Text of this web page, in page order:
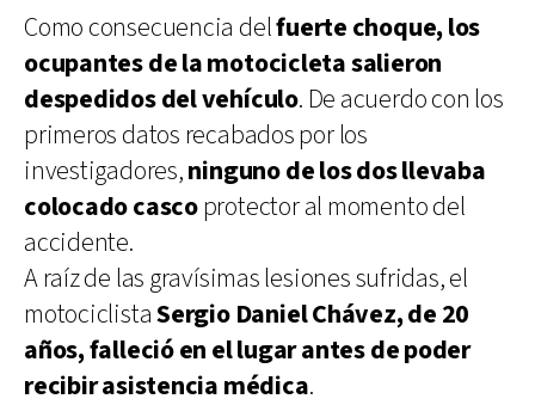
Como consecuencia delfuerte choque, los
ocupantes de la motocicleta salieron
despedidos del vehículo. De acuerdo con los
primeros datos recabados por los
investigadores,ninguno de los dos llevaba
colocado cascoprotector al momento del
accidente.
A raíz de las gravísimas lesiones sufridas, el
motociclistaSergio Daniel Chávez, de 20
años, falleció en el lugar antes de poder
recibir asistencia médica.